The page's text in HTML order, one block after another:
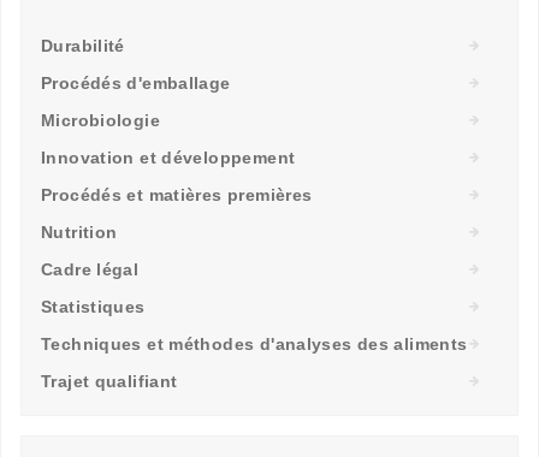
Durabilité
Procédés d'emballage
Microbiologie
Innovation et développement
Procédés et matières premières
Nutrition
Cadre légal
Statistiques
Techniques et méthodes d'analyses des aliments
Trajet qualifiant